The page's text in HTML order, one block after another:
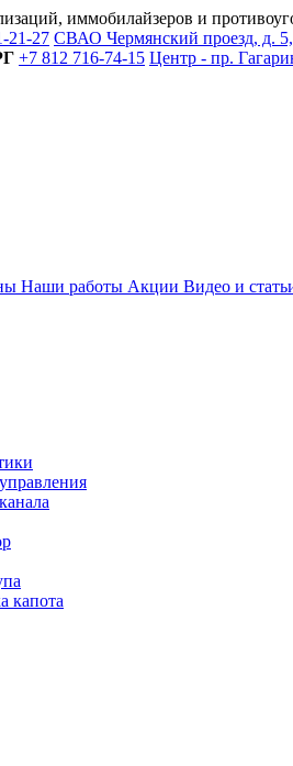
иммобилайзеров и
21-27 СВАО Чермянский проезд, д. 5,
+7 812 716-74-15 Центр - пр.
Наши работы Акции Видео и
капота